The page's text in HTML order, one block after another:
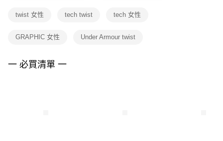
權轉讓予恩沛科技股份有限公司。
３．未成年的使用者請事先徵得法定代理人或監護人之同意方可使用
４．使用「AFTEE先享後付」時，將依據個別帳號之用戶狀況，依本公司即
twist 女性 tech twist tech 女性
GRAPHIC 女性 Under Armour twist
一 必買清單 一